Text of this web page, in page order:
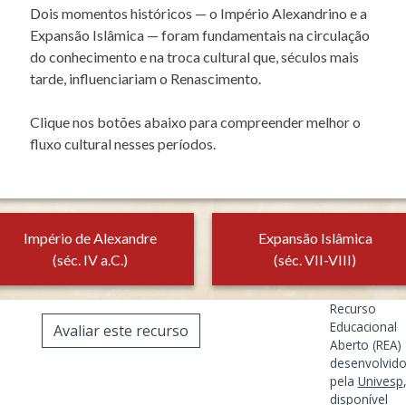
Dois momentos históricos — o Império Alexandrino e a
Expansão Islâmica — foram fundamentais na circulação
do conhecimento e na troca cultural que, séculos mais
tarde, influenciariam o Renascimento.
Clique nos botões abaixo para compreender melhor o
fluxo cultural nesses períodos.
Império de Alexandre
(séc. IV a.C.)
Expansão Islâmica
(séc. VII-VIII)
Recurso
Educacional
Aberto (REA)
desenvolvido
pela Univesp,
disponível
Avaliar este recurso